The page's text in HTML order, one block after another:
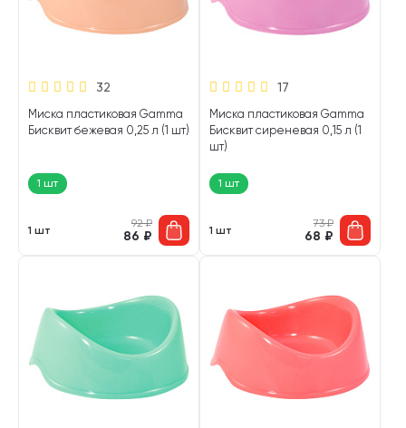
32
Миска пластиковая Gamma
Бисквит бежевая 0,25 л (1 шт)
1 шт
1 шт
92₽
86 ₽
17
Миска пластиковая Gamma
Бисквит сиреневая 0,15 л (1
шт)
1 шт
1 шт
73₽
68 ₽